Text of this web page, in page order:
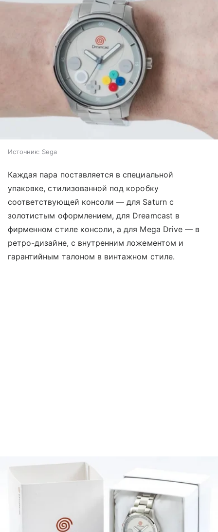
Источник: Sega
Каждая пара поставляется в специальной
упаковке, стилизованной под коробку
соответствующей консоли — для Saturn с
золотистым оформлением, для Dreamcast в
фирменном стиле консоли, а для Mega Drive — в
ретро-дизайне, с внутренним ложементом и
гарантийным талоном в винтажном стиле.